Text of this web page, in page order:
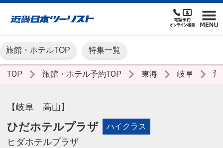
旅館・ホテルTOP 特集一覧
TOP 旅館・ホテル予約TOP 東海 岐阜
【岐阜 高山】
ひだホテルプラザ ハイクラス
ヒダホテルプラザ